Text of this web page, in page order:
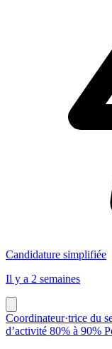
Candidature simplifiée
Il y a 2 semaines
Coordinateur·trice du
d’activité 80% à 90%